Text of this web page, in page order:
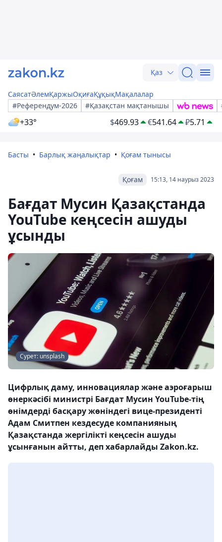
Қаз
СаясатӘлемҚаржыОқиғаҚұқықМақалалар
#Референдум-2026
#Қазақстан мақтанышы
+33° $469.93 €541.64 ₽5.71
Басты Барлық жаңалықтар Қоғам тынысы
15:13, 14 наурыз 2023
Қоғам
Бағдат Мусин Қазақстанда
YouTube кеңсесін ашуды
ұсынды
Cурет: unsplash
Цифрлық даму, инновациялар және аэроғарыш
өнеркәсібі министрі Бағдат Мусин YouTube-тің
өнімдерді басқару жөніндегі вице-президенті
Адам Смитпен кездесуде компанияның
Қазақстанда жергілікті кеңсесін ашуды
ұсынғанын айтты, деп хабарлайды Zakon.kz.